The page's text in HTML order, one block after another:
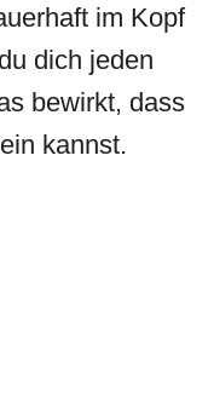
im Kopf
dich jeden
bewirkt, dass
kannst.